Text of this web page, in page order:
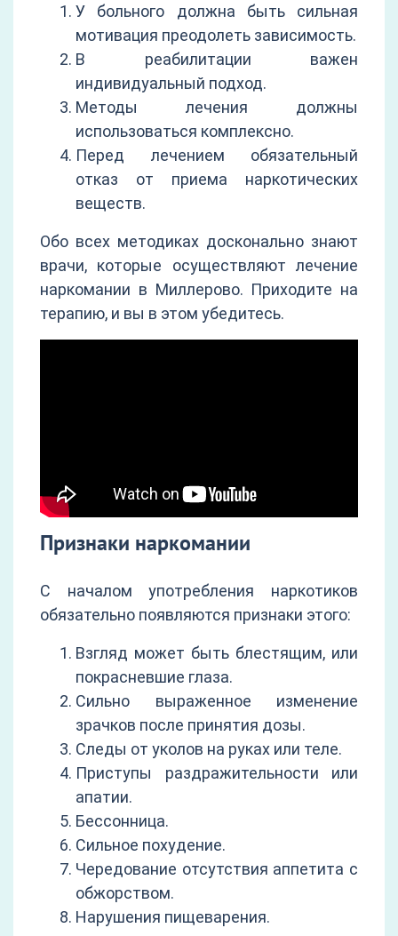
У больного должна быть сильная
мотивация преодолеть зависимость.
В реабилитации важен
индивидуальный подход.
Методы лечения должны
использоваться комплексно.
Перед лечением обязательный
отказ от приема наркотических
веществ.
Обо всех методиках досконально знают
врачи, которые осуществляют лечение
наркомании в Миллерово. Приходите на
терапию, и вы в этом убедитесь.
Признаки наркомании
С началом употребления наркотиков
обязательно появляются признаки этого:
Взгляд может быть блестящим, или
покрасневшие глаза.
Сильно выраженное изменение
зрачков после принятия дозы.
Следы от уколов на руках или теле.
Приступы раздражительности или
апатии.
Бессонница.
Сильное похудение.
Чередование отсутствия аппетита с
обжорством.
Нарушения пищеварения.